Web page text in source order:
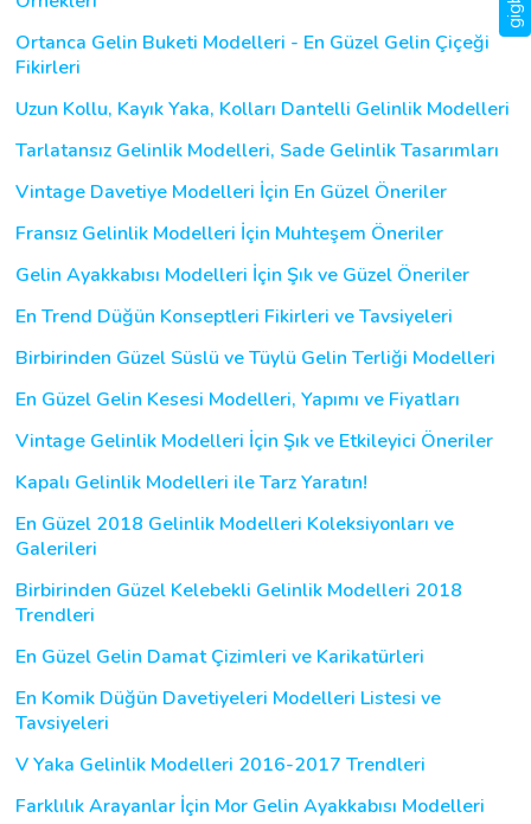
Ortanca Gelin Buketi Modelleri - En Güzel Gelin Çiçeği
Fikirleri
Uzun Kollu, Kayık Yaka, Kolları Dantelli Gelinlik Modelleri
Tarlatansız Gelinlik Modelleri, Sade Gelinlik Tasarımları
Vintage Davetiye Modelleri İçin En Güzel Öneriler
Fransız Gelinlik Modelleri İçin Muhteşem Öneriler
Gelin Ayakkabısı Modelleri İçin Şık ve Güzel Öneriler
En Trend Düğün Konseptleri Fikirleri ve Tavsiyeleri
Birbirinden Güzel Süslü ve Tüylü Gelin Terliği Modelleri
En Güzel Gelin Kesesi Modelleri, Yapımı ve Fiyatları
Vintage Gelinlik Modelleri İçin Şık ve Etkileyici Öneriler
Kapalı Gelinlik Modelleri ile Tarz Yaratın!
En Güzel 2018 Gelinlik Modelleri Koleksiyonları ve
Galerileri
Birbirinden Güzel Kelebekli Gelinlik Modelleri 2018
Trendleri
En Güzel Gelin Damat Çizimleri ve Karikatürleri
En Komik Düğün Davetiyeleri Modelleri Listesi ve
Tavsiyeleri
V Yaka Gelinlik Modelleri 2016-2017 Trendleri
Farklılık Arayanlar İçin Mor Gelin Ayakkabısı Modelleri